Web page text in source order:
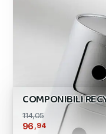
COMPONIBILI
114,05
96 ,94